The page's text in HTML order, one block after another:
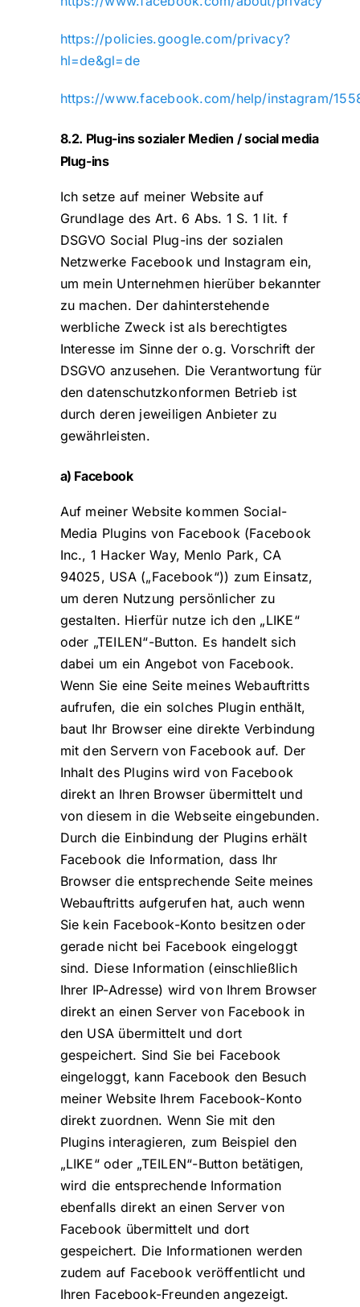
https://policies.google.com/privacy?
hl=de&gl=de
https://www.facebook.com/help/instagram/
8.2. Plug-ins sozialer Medien / social media
Plug-ins
Ich setze auf meiner Website auf
Grundlage des Art. 6 Abs. 1 S. 1 lit. f
DSGVO Social Plug-ins der sozialen
Netzwerke Facebook und Instagram ein,
um mein Unternehmen hierüber bekannter
zu machen. Der dahinterstehende
werbliche Zweck ist als berechtigtes
Interesse im Sinne der o.g. Vorschrift der
DSGVO anzusehen. Die Verantwortung für
den datenschutzkonformen Betrieb ist
durch deren jeweiligen Anbieter zu
gewährleisten.
a) Facebook
Auf meiner Website kommen Social-
Media Plugins von Facebook (Facebook
Inc., 1 Hacker Way, Menlo Park, CA
94025, USA („Facebook“)) zum Einsatz,
um deren Nutzung persönlicher zu
gestalten. Hierfür nutze ich den „LIKE“
oder „TEILEN“-Button. Es handelt sich
dabei um ein Angebot von Facebook.
Wenn Sie eine Seite meines Webauftritts
aufrufen, die ein solches Plugin enthält,
baut Ihr Browser eine direkte Verbindung
mit den Servern von Facebook auf. Der
Inhalt des Plugins wird von Facebook
direkt an Ihren Browser übermittelt und
von diesem in die Webseite eingebunden.
Durch die Einbindung der Plugins erhält
Facebook die Information, dass Ihr
Browser die entsprechende Seite meines
Webauftritts aufgerufen hat, auch wenn
Sie kein Facebook-Konto besitzen oder
gerade nicht bei Facebook eingeloggt
sind. Diese Information (einschließlich
Ihrer IP-Adresse) wird von Ihrem Browser
direkt an einen Server von Facebook in
den USA übermittelt und dort
gespeichert. Sind Sie bei Facebook
eingeloggt, kann Facebook den Besuch
meiner Website Ihrem Facebook-Konto
direkt zuordnen. Wenn Sie mit den
Plugins interagieren, zum Beispiel den
„LIKE“ oder „TEILEN“-Button betätigen,
wird die entsprechende Information
ebenfalls direkt an einen Server von
Facebook übermittelt und dort
gespeichert. Die Informationen werden
zudem auf Facebook veröffentlicht und
Ihren Facebook-Freunden angezeigt.